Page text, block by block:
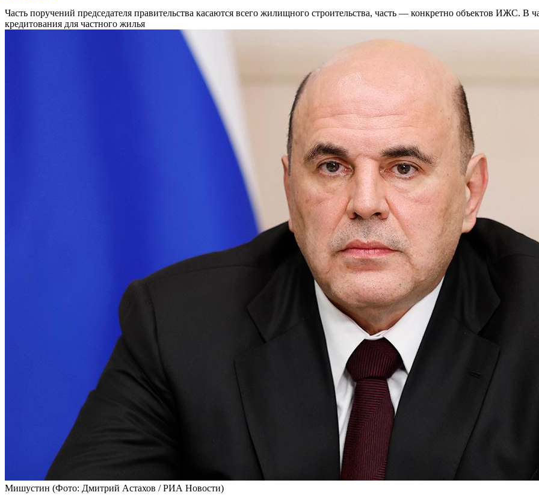
Часть поручений председателя правительства касаются всего жилищного строительства, часть — конкретно объектов ИЖС. В
кредитования для частного жилья
Мишустин (Фото: Дмитрий Астахов / РИА Новости)